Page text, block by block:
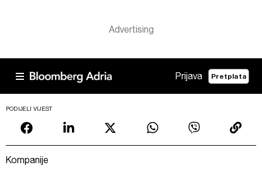
Prijava Pretplata
PODIJELI VIJEST
Kompanije